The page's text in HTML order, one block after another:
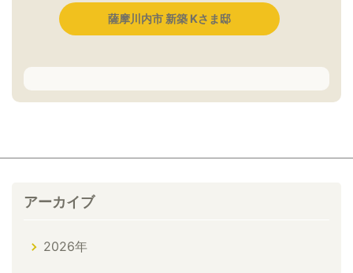
薩摩川内市 新築 Kさま邸
アーカイブ
2026年